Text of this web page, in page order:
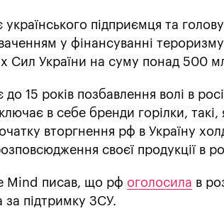
підприємця та
у фінансуванні
Сил України на суму понад 500
до 15 років позбавлення волі в
в себе бренди горілки,
вторгнення рф в Україну
своєї продукції в
Mind писав, що рф оголосила в
за підтримку ЗСУ.